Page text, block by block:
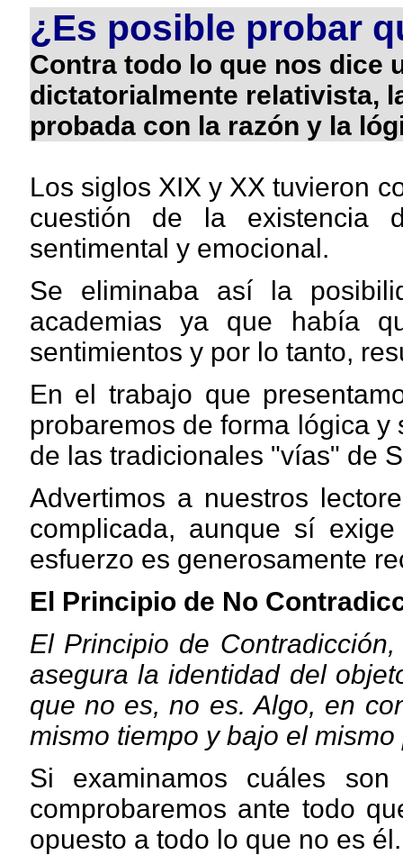
¿Es posible probar
Contra todo lo que nos dice
dictatorialmente relativista,
probada con la razón y la
Los siglos XIX y XX tuvieron
cuestión de la existencia
sentimental y emocional.
Se eliminaba así la
academias ya que había
sentimientos y por lo tanto,
En el trabajo que
probaremos de forma lógica
de las tradicionales "vías" de
Advertimos a nuestros
complicada, aunque sí
esfuerzo es generosamente
El Principio de No
El Principio de
asegura la identidad del
que no es, no es. Algo, en
mismo tiempo y bajo el
Si examinamos cuáles
comprobaremos ante todo
opuesto a todo lo que no es él.